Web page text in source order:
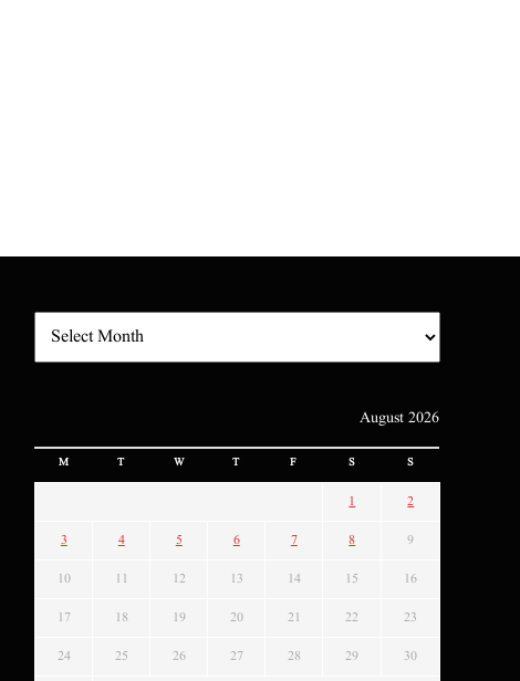
August 2026
M T W T F S S
1 2
3 4 5 6 7 8 9
10 11 12 13 14 15 16
17 18 19 20 21 22 23
24 25 26 27 28 29 30